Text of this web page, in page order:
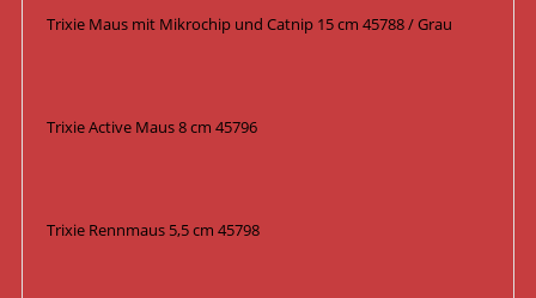
Trixie Maus mit Mikrochip und Catnip 15 cm 45788 / Grau
Trixie Active Maus 8 cm 45796
Trixie Rennmaus 5,5 cm 45798